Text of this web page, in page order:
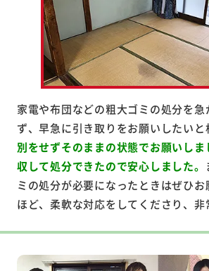
家電や布団などの粗大ゴミの処分を急
ず、早急に引き取りをお願いしたいと
別をせずそのままの状態でお願いし
収して処分できたので安心しました。
ミの処分が必要になったときはぜひお
ほど、柔軟な対応をしてくださり、非